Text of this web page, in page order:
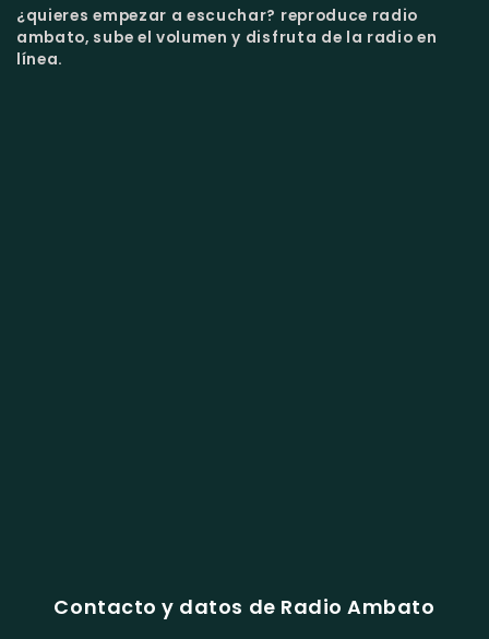
¿quieres empezar a escuchar? reproduce radio
ambato, sube el volumen y disfruta de la radio en
línea.
Contacto y datos de Radio Ambato